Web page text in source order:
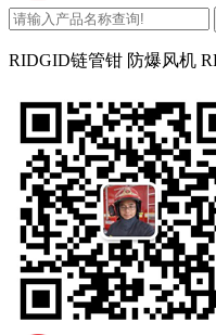
RIDGID链管钳 防爆风机